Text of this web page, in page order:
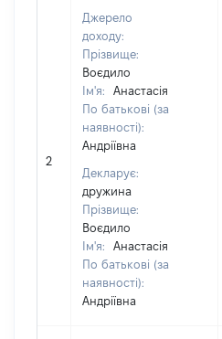
2
Джерело
доходу:
Прізвище:
Воєдило
Ім'я:
Анастасія
По батькові (за
наявності):
Андріївна
Декларує:
дружина
Прізвище:
Воєдило
Ім'я:
Анастасія
По батькові (за
наявності):
Андріївна